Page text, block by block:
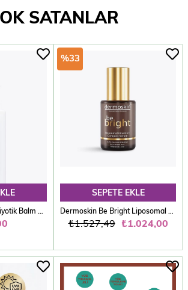
SATANLAR
SEPETE EKLE
₺1.024,00
₺1.527,49
%33